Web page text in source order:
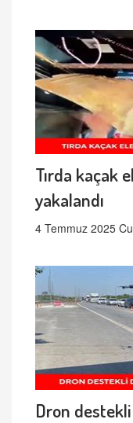
Tırda kaçak
yakalandı
4 Temmuz 2025
Dron